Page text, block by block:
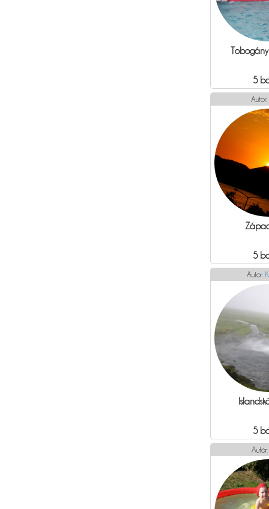
5
Autor:
5
Autor:
5
Autor: